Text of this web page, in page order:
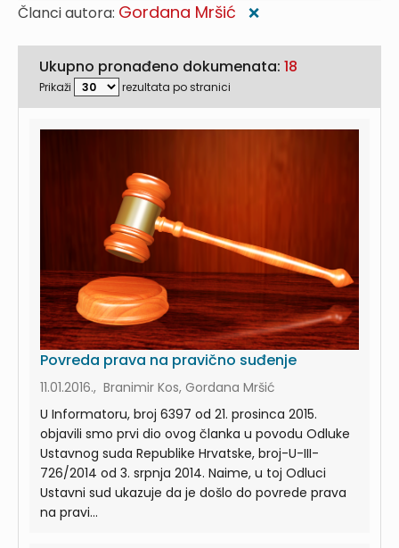
Članci autora: Gordana Mršić ❌
Ukupno pronađeno dokumenata: 18
Prikaži rezultata po stranici
Povreda prava na pravično suđenje
11.01.2016., Branimir Kos, Gordana Mršić
U Informatoru, broj 6397 od 21. prosinca 2015.
objavili smo prvi dio ovog članka u povodu Odluke
Ustavnog suda Republike Hrvatske, broj-U-III-
726/2014 od 3. srpnja 2014. Naime, u toj Odluci
Ustavni sud ukazuje da je došlo do povrede prava
na pravi...